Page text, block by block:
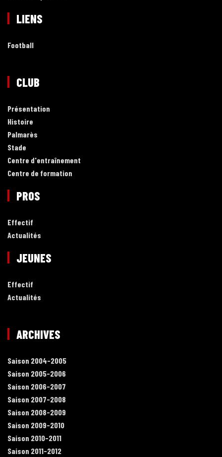
LIENS
Football
CLUB
Présentation
Histoire
Palmarès
Stade
Centre d'entraînement
Centre de formation
PROS
Effectif
Actualités
JEUNES
Effectif
Actualités
ARCHIVES
Saison 2004-2005
Saison 2005-2006
Saison 2006-2007
Saison 2007-2008
Saison 2008-2009
Saison 2009-2010
Saison 2010-2011
Saison 2011-2012